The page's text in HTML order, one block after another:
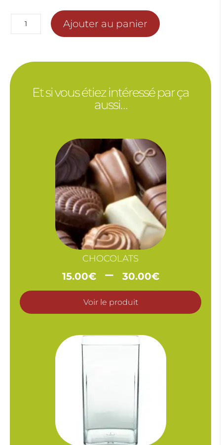
38.00€
quantité
de
ET
FLEURS
Ajouter au panier
Et si vous étiez intéressé par ça
aussi…
CHOCOLATS
15.00€ – 30.00€Plage
de
prix :
15.00€
30.00€
Voir le produit